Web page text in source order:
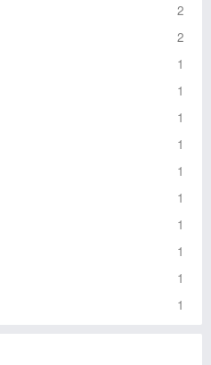
2
2
1
1
1
1
1
1
1
1
1
1